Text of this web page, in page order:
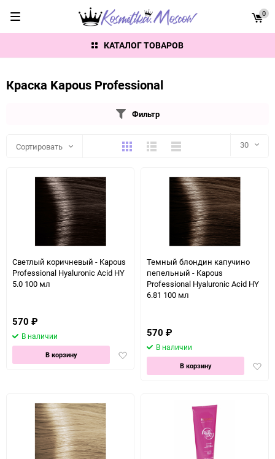
КАТАЛОГ ТОВАРОВ
0
Краска Kapous Professional
Фильтр
Сортировать ПлиткаПодробноКомпактно 30
30
60
90
Светлый коричневый - Kapous
Professional Hyaluronic Acid HY
5.0 100 мл
570 ₽
В наличии
Добавить
избранное
В корзину
Темный блондин капучино
пепельный - Kapous
Professional Hyaluronic Acid HY
6.81 100 мл
570 ₽
В наличии
В корзину